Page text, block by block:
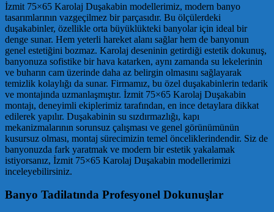
İzmit 75×65 Karolaj Duşakabin modellerimiz, modern banyo
tasarımlarının vazgeçilmez bir parçasıdır. Bu ölçülerdeki
duşakabinler, özellikle orta büyüklükteki banyolar için ideal bir
denge sunar. Hem yeterli hareket alanı sağlar hem de banyonun
genel estetiğini bozmaz. Karolaj deseninin getirdiği estetik dokunuş,
banyonuza sofistike bir hava katarken, aynı zamanda su lekelerinin
ve buharın cam üzerinde daha az belirgin olmasını sağlayarak
temizlik kolaylığı da sunar. Firmamız, bu özel duşakabinlerin tedarik
ve montajında uzmanlaşmıştır. İzmit 75×65 Karolaj Duşakabin
montajı, deneyimli ekiplerimiz tarafından, en ince detaylara dikkat
edilerek yapılır. Duşakabinin su sızdırmazlığı, kapı
mekanizmalarının sorunsuz çalışması ve genel görünümünün
kusursuz olması, montaj sürecimizin temel önceliklerindendir. Siz de
banyonuzda fark yaratmak ve modern bir estetik yakalamak
istiyorsanız, İzmit 75×65 Karolaj Duşakabin modellerimizi
inceleyebilirsiniz.
Banyo Tadilatında Profesyonel Dokunuşlar